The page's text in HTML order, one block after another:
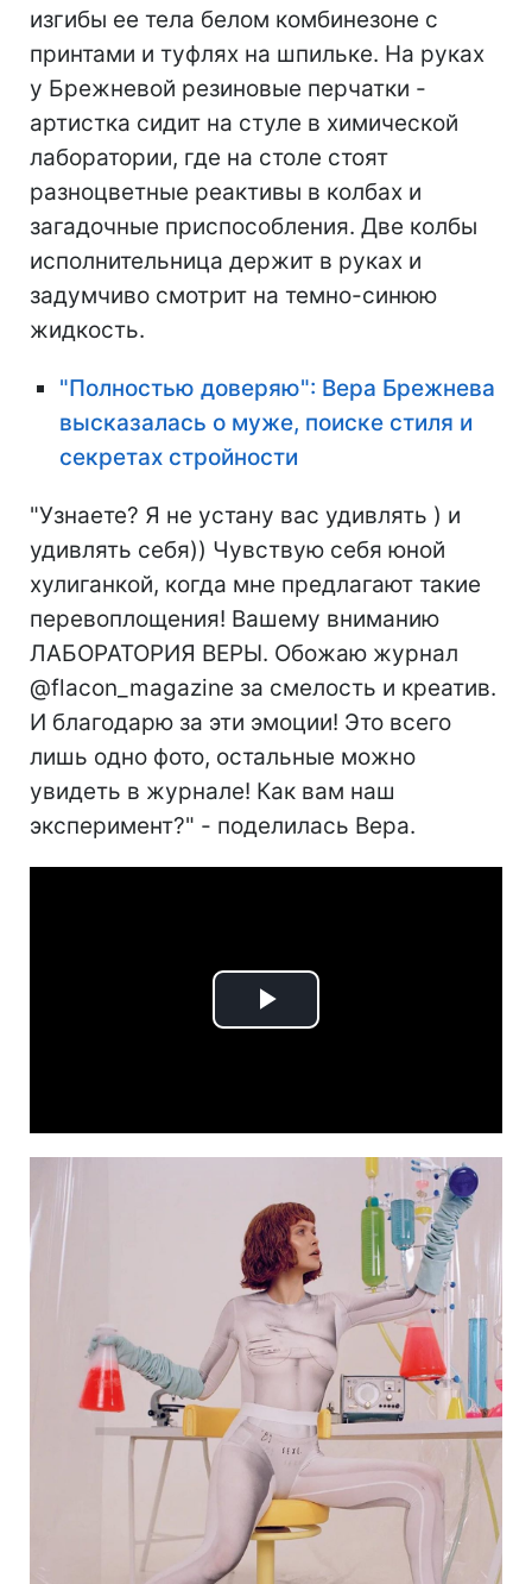
изгибы ее тела белом комбинезоне с
принтами и туфлях на шпильке. На руках
у Брежневой резиновые перчатки -
артистка сидит на стуле в химической
лаборатории, где на столе стоят
разноцветные реактивы в колбах и
загадочные приспособления. Две колбы
исполнительница держит в руках и
задумчиво смотрит на темно-синюю
жидкость.
"Полностью доверяю": Вера Брежнева
высказалась о муже, поиске стиля и
секретах стройности
"Узнаете? Я не устану вас удивлять ) и
удивлять себя)) Чувствую себя юной
хулиганкой, когда мне предлагают такие
перевоплощения! Вашему вниманию
ЛАБОРАТОРИЯ ВЕРЫ. Обожаю журнал
@flacon_magazine за смелость и креатив.
И благодарю за эти эмоции! Это всего
лишь одно фото, остальные можно
увидеть в журнале! Как вам наш
эксперимент?" - поделилась Вера.
Play